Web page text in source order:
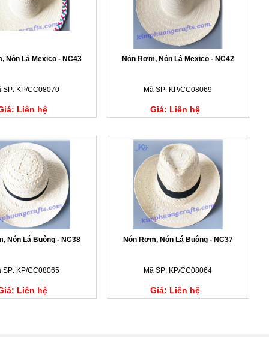
Nón Lá Mexico - NC43
SP: KP/CC08070
Liên hệ
Nón Rơm, Nón Lá Mexico - NC42
Mã SP: KP/CC08069
Giá: Liên hệ
Nón Lá Buông - NC38
SP: KP/CC08065
Liên hệ
Nón Rơm, Nón Lá Buông - NC37
Mã SP: KP/CC08064
Giá: Liên hệ